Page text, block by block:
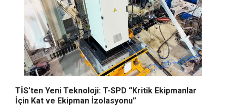
TİS’ten Yeni Teknoloji: T-SPD “Kritik Ekipmanlar
İçin Kat ve Ekipman İzolasyonu”